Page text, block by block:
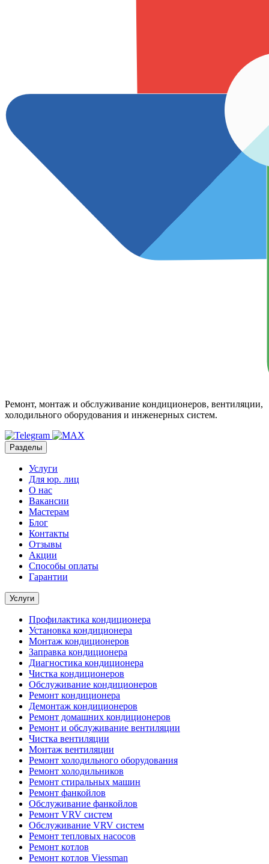
Ремонт, монтаж и обслуживание кондиционеров, вентиляции,
холодильного оборудования и инженерных систем.
Разделы
Услуги
Для юр. лиц
О нас
Вакансии
Мастерам
Блог
Контакты
Отзывы
Акции
Способы оплаты
Гарантии
Услуги
Профилактика кондиционера
Установка кондиционера
Монтаж кондиционеров
Заправка кондиционера
Диагностика кондиционера
Чистка кондиционеров
Обслуживание кондиционеров
Ремонт кондиционера
Демонтаж кондиционеров
Ремонт домашних кондиционеров
Ремонт и обслуживание вентиляции
Чистка вентиляции
Монтаж вентиляции
Ремонт холодильного оборудования
Ремонт холодильников
Ремонт стиральных машин
Ремонт фанкойлов
Обслуживание фанкойлов
Ремонт VRV систем
Обслуживание VRV систем
Ремонт тепловых насосов
Ремонт котлов
Ремонт котлов Viessman